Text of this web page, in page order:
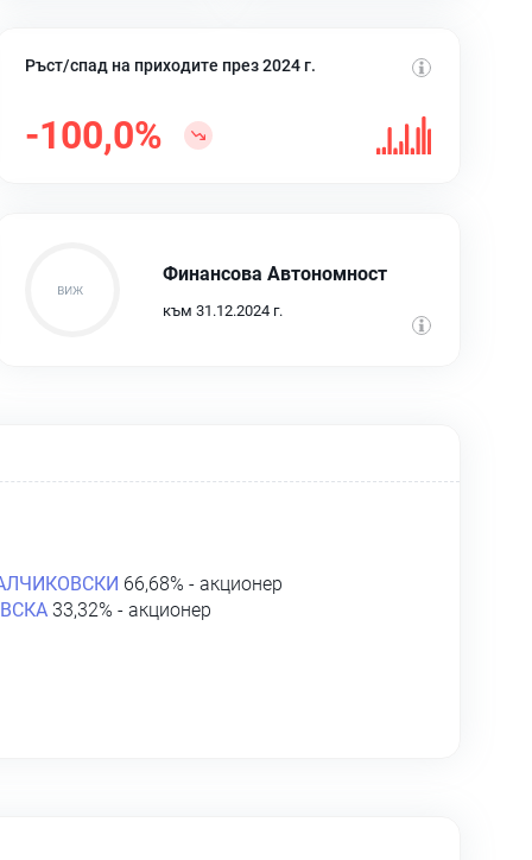
Ръст/спад на приходите през 2024 г.
-100,0%
Финансова Автономност
към 31.12.2024 г.
66,68% - акционер
33,32% - акционер